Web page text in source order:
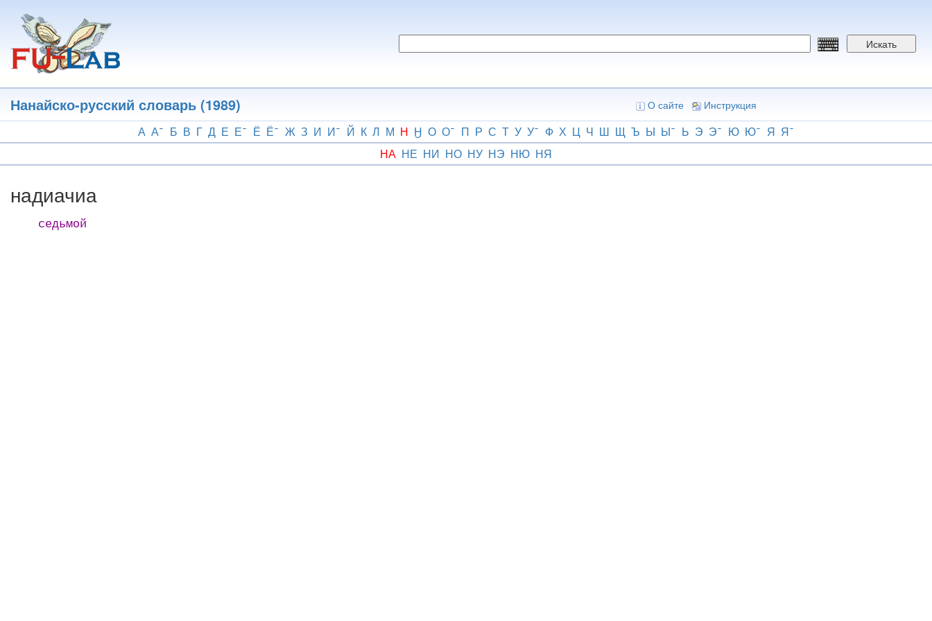
основному
содержанию
Искать
Нанайско-русский словарь (1989) О сайте Инструкция
А А Б В Г Д Е Е Ё Ё Ж З И И Й К Л М Н Ӈ О О П Р С Т У У Ф Х Ц Ч Ш Щ Ъ Ы Ы Ь Э Э Ю Ю Я Я
НА НЕ НИ НО НУ НЭ НЮ НЯ
надиачиа
седьмой